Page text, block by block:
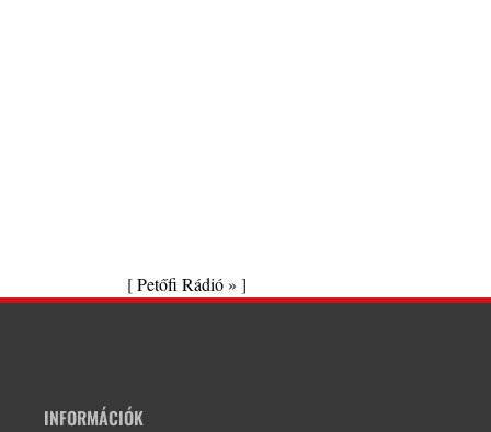
[Petőfi Rádió » ]
INFORMÁCIÓK